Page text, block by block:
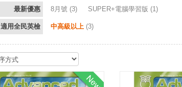
最新優惠
8月號 (3) SUPER+電腦學習版 (1)
適用全民英檢 中高級以上 (3)